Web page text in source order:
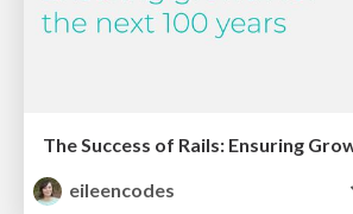
eileencodes